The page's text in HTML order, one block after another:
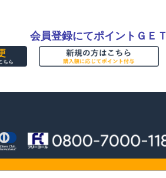
会員登録にてポイントＧＥＴ